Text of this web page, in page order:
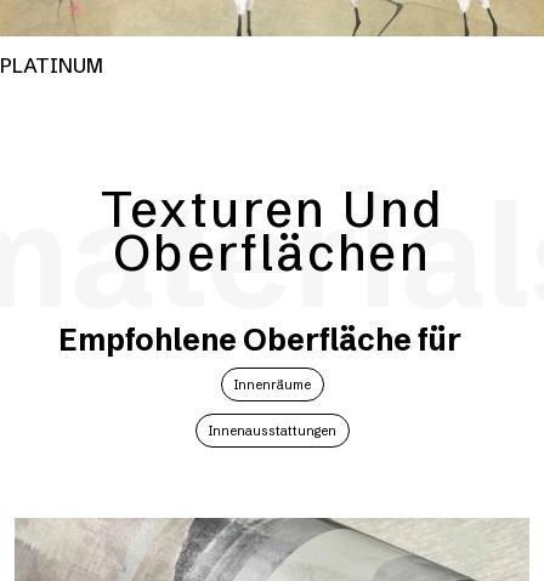
PLATINUM
Texturen Und
Oberflächen
Empfohlene Oberfläche für
Innenräume
Innenausstattungen